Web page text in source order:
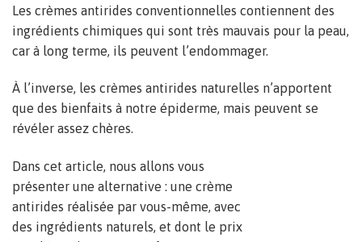
Les crèmes antirides conventionnelles contiennent des
ingrédients chimiques qui sont très mauvais pour la peau,
car à long terme, ils peuvent l’endommager.
À l’inverse, les crèmes antirides naturelles n’apportent
que des bienfaits à notre épiderme, mais peuvent se
révéler assez chères.
Dans cet article, nous allons vous
présenter une alternative : une crème
antirides réalisée par vous-même, avec
des ingrédients naturels, et dont le prix